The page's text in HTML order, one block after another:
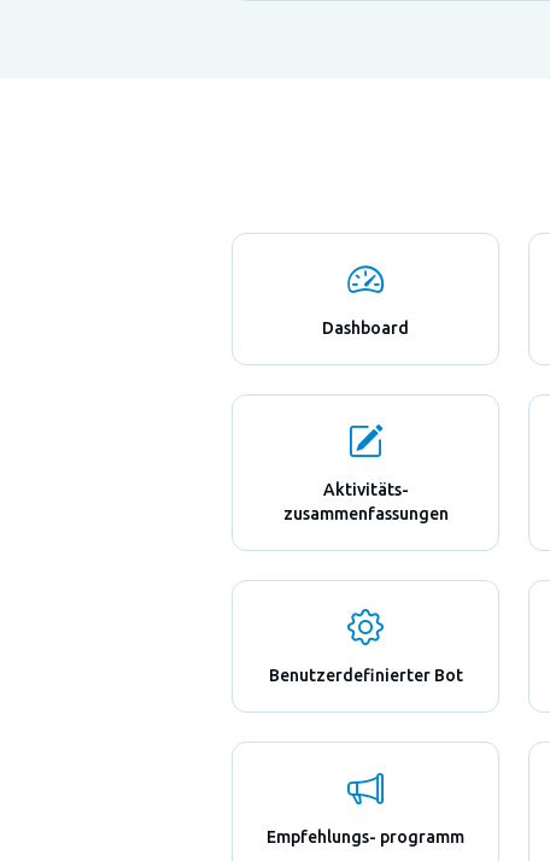
tatsächlich Mitglieder in Ihre Gruppe
Dashboard
Aktivitäts-
zusammenfassungen
Benutzerdefinierter Bot
Empfehlungs- programm